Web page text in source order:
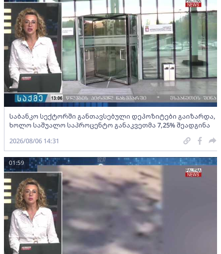
საბანკო სექტორში განთავსებული დეპოზიტები გაიზარდა,
ხოლო საშუალო საპროცენტო განაკვეთმა 7,25% შეადგინა
2026/08/06 14:31
01:59